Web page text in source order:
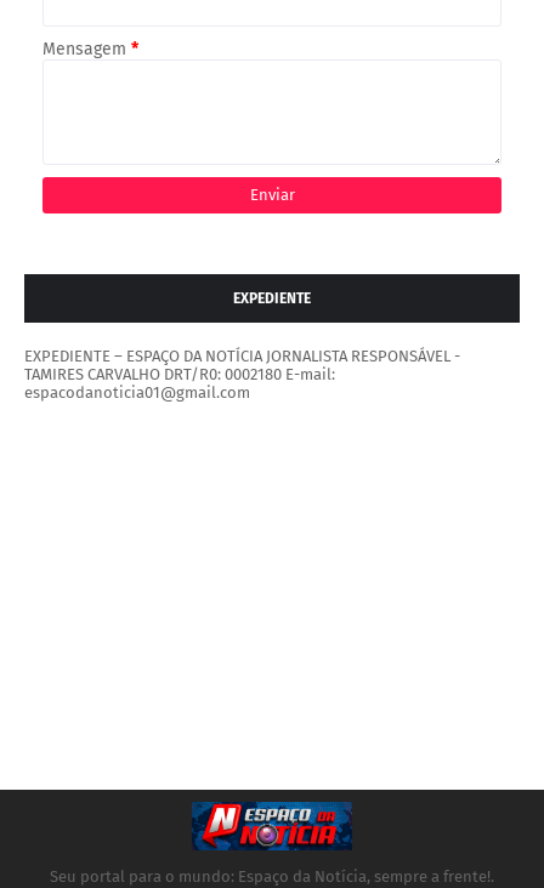
Mensagem *
EXPEDIENTE
EXPEDIENTE – ESPAÇO DA NOTÍCIA JORNALISTA RESPONSÁVEL -
TAMIRES CARVALHO DRT/R0: 0002180 E-mail:
espacodanoticia01@gmail.com
Seu portal para o mundo: Espaço da Notícia, sempre a frente!.